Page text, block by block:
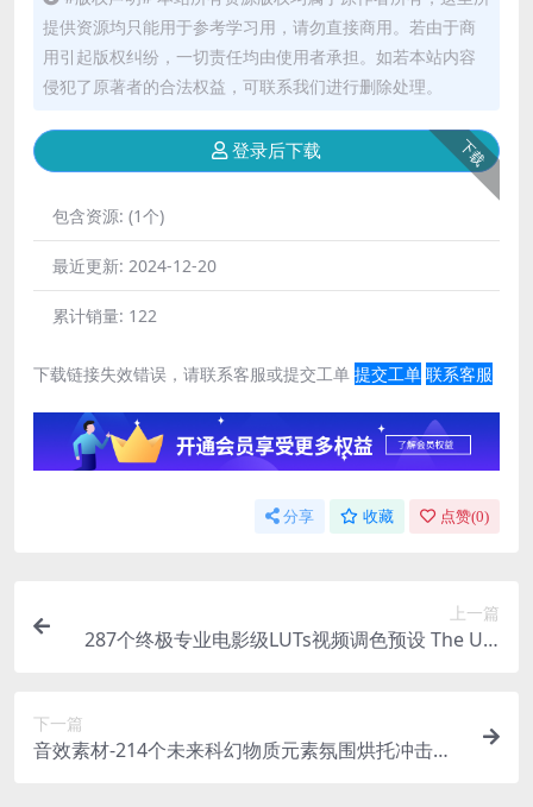
提供资源均只能用于参考学习用，请勿直接商用。若由于商
用引起版权纠纷，一切责任均由使用者承担。如若本站内容
侵犯了原著者的合法权益，可联系我们进行删除处理。
下载
登录后下载
包含资源: (1个)
最近更新: 2024-12-20
累计销量: 122
下载链接失效错误，请联系客服或提交工单 提交工单 联系客服
分享 收藏 点赞(0)
上一篇
287个终极专业电影级LUTs视频调色预设 The Ulti
下一篇
音效素材-214个未来科幻物质元素氛围烘托冲击爆